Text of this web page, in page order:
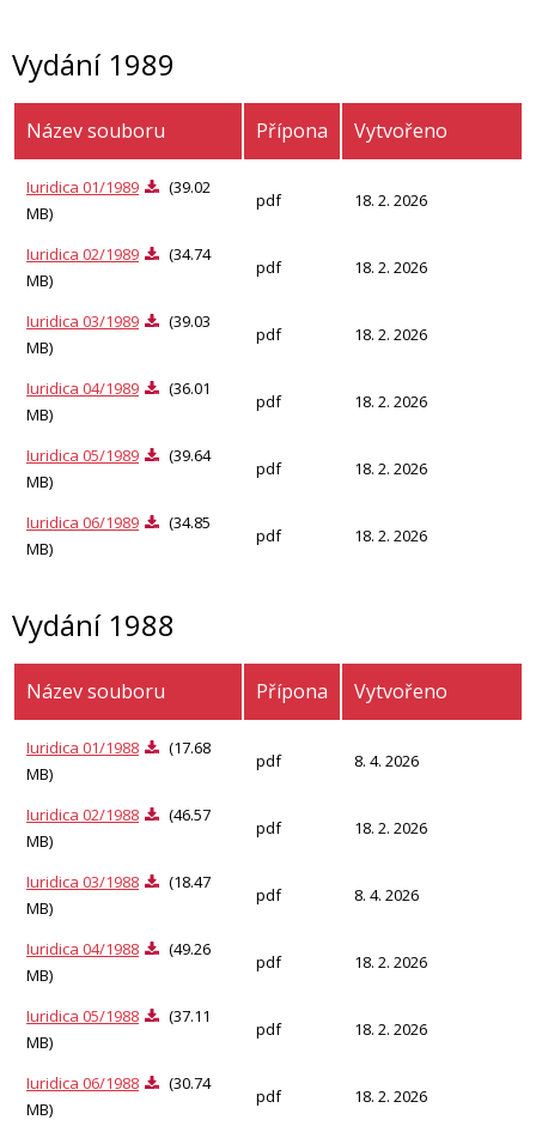
Vydání 1989
Název souboru Přípona Vytvořeno
Iuridica 01/1989
(39.02
MB)
pdf 18. 2. 2026
Iuridica 02/1989
(34.74
MB)
pdf 18. 2. 2026
Iuridica 03/1989
(39.03
MB)
pdf 18. 2. 2026
Iuridica 04/1989
(36.01
MB)
pdf 18. 2. 2026
Iuridica 05/1989
(39.64
MB)
pdf 18. 2. 2026
Iuridica 06/1989
(34.85
MB)
pdf 18. 2. 2026
Vydání 1988
Název souboru Přípona Vytvořeno
Iuridica 01/1988
(17.68
MB)
pdf 8. 4. 2026
Iuridica 02/1988
(46.57
MB)
pdf 18. 2. 2026
Iuridica 03/1988
(18.47
MB)
pdf 8. 4. 2026
Iuridica 04/1988
(49.26
MB)
pdf 18. 2. 2026
Iuridica 05/1988
(37.11
MB)
pdf 18. 2. 2026
Iuridica 06/1988
(30.74
MB)
pdf 18. 2. 2026